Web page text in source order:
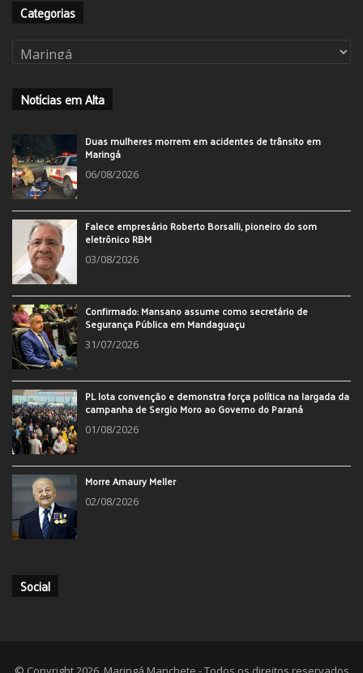
Categorias
Categorias
Notícias em Alta
Duas mulheres morrem em acidentes de trânsito em
Maringá
06/08/2026
Falece empresário Roberto Borsalli, pioneiro do som
eletrônico RBM
03/08/2026
Confirmado: Mansano assume como secretário de
Segurança Pública em Mandaguaçu
31/07/2026
PL lota convenção e demonstra força política na largada da
campanha de Sergio Moro ao Governo do Paraná
01/08/2026
Morre Amaury Meller
02/08/2026
Social